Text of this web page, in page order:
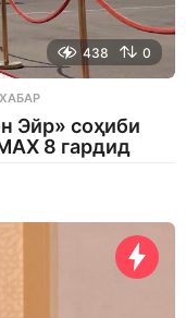
438 0
,ХАБАР
Эйр» соҳиби
8 гардид